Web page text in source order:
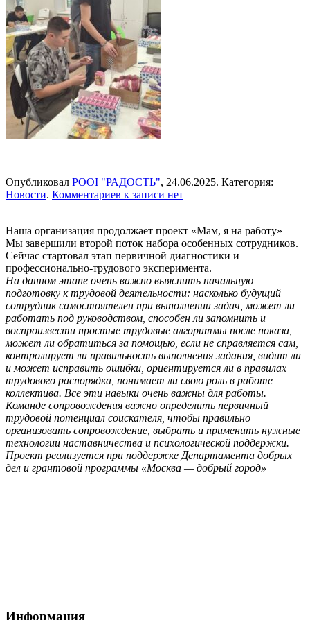
Опубликовал РООІ "РАДОСТЬ", 24.06.2025. Категория:
Новости. Комментариев к записи нет
Наша организация продолжает проект «Мам, я на работу»
Мы завершили второй поток набора особенных сотрудников.
Сейчас стартовал этап первичной диагностики и
профессионально-трудового эксперимента.
На данном этапе очень важно выяснить начальную
подготовку к трудовой деятельности: насколько будущий
сотрудник самостоятелен при выполнении задач, может ли
работать под руководством, способен ли запомнить и
воспроизвести простые трудовые алгоритмы после показа,
может ли обратиться за помощью, если не справляется сам,
контролирует ли правильность выполнения задания, видит ли
и может исправить ошибки, ориентируется ли в правилах
трудового распорядка, понимает ли свою роль в работе
коллектива. Все эти навыки очень важны для работы.
Команде сопровождения важно определить первичный
трудовой потенциал соискателя, чтобы правильно
организовать сопровождение, выбрать и применить нужные
технологии наставничества и психологической поддержки.
Проект реализуется при поддержке Департамента добрых
дел и грантовой программы «Москва — добрый город»
Информация